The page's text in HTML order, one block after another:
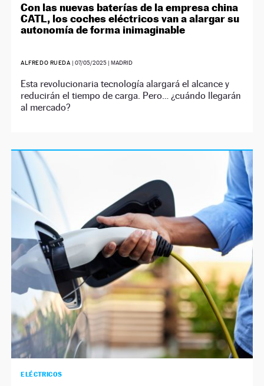
Con las nuevas baterías de la empresa china
CATL, los coches eléctricos van a alargar su
autonomía de forma inimaginable
ALFREDO RUEDA | 07/05/2025| MADRID
Esta revolucionaria tecnología alargará el alcance y
reducirán el tiempo de carga. Pero… ¿cuándo llegarán
al mercado?
ELÉCTRICOS